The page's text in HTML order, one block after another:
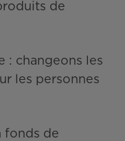
de
: changeons les
les personnes
fonds de